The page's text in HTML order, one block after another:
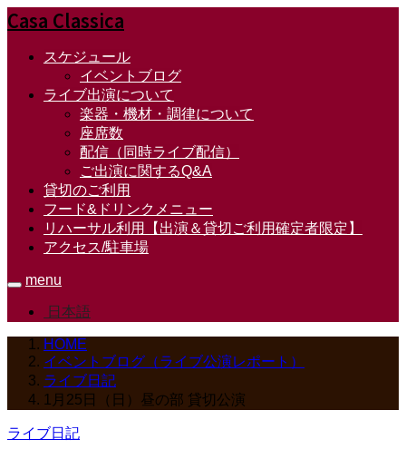
Casa Classica
スケジュール
イベントブログ
ライブ出演について
楽器・機材・調律について
座席数
配信（同時ライブ配信）
ご出演に関するQ&A
貸切のご利用
フード&ドリンクメニュー
リハーサル利用【出演＆貸切ご利用確定者限定】
アクセス/駐車場
menu
日本語
HOME
イベントブログ（ライブ公演レポート）
ライブ日記
1月25日（日）昼の部 貸切公演
ライブ日記